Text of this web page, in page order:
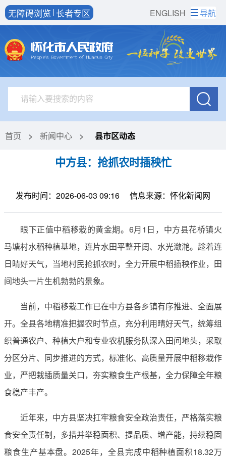
ENGLISH
无障碍浏览 长者专区 导航
首页 > 新闻中心 > 县市区动态
中方县：抢抓农时插秧忙
发布时间：2026-06-03 09:16 信息来源：怀化新闻网
眼下正值中稻移栽的黄金期。6月1日，中方县花桥镇火
马塘村水稻种植基地，连片水田平整开阔、水光潋滟。趁着连
日晴好天气，当地村民抢抓农时，全力开展中稻插秧作业，田
间地头一片生机勃勃的景象。
当前，中稻移栽工作已在中方县各乡镇有序推进、全面展
开。全县各地精准把握农时节点，充分利用晴好天气，统筹组
织普通农户、种植大户和专业农机服务队深入田间地头，采取
分区分片、同步推进的方式，标准化、高质量开展中稻移栽作
业，严把栽插质量关口，夯实粮食生产根基，全力保障全年粮
食稳产丰产。
近年来，中方县坚决扛牢粮食安全政治责任，严格落实粮
食安全责任制，多措并举稳面积、提品质、增产能，持续稳固
粮食生产基本盘。2025年，全县完成中稻种植面积18.32万